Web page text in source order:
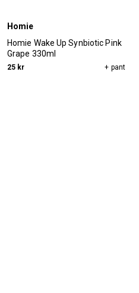
Homie
Homie Wake Up Synbiotic Pink
Grape 330ml
25 kr + pant